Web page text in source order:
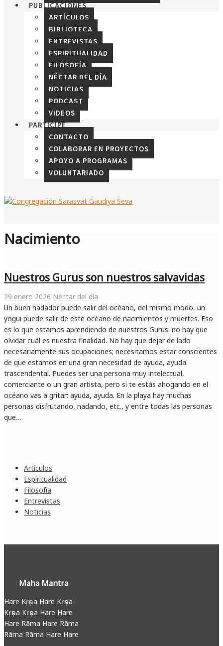
PUBLICACIONES
ARTÍCULOS
BIBLIOTECA
ENTREVISTAS
ESPIRITUALIDAD
FILOSOFÍA
NÉCTAR DEL DÍA
NOTICIAS
PODCAST
VIDEOS
PARTICIPE
CONTACTO
COLABORAR EN PROYECTOS
APOYO A PROGRAMAS
VOLUNTARIADO
Nacimiento
Nuestros Gurus son nuestros salvavidas
29 enero 2026 Néctar del día
Un buen nadador puede salir del océano, del mismo modo, un
yogui puede salir de este océano de nacimientos y muertes. Eso
es lo que estamos aprendiendo de nuestros Gurus: no hay que
olvidar cuál es nuestra finalidad. No hay que dejar de lado
necesariamente sus ocupaciones; necesitamos estar conscientes
de que estamos en una gran necesidad de ayuda, ayuda
trascendental. Puedes ser una persona muy intelectual,
comerciante o un gran artista, pero si te estás ahogando en el
océano vas a gritar: ayuda, ayuda. En la playa hay muchas
personas disfrutando, nadando, etc., y entre todas las personas
que…
Artículos
Espiritualidad
Filosofía
Entrevistas
Noticias
Maha Mantra
Hare Kṛṣṇa Hare Kṛṣṇa
Kṛṣṇa Kṛṣṇa Hare Hare
Hare Rāma Hare Rāma
Rāma Rāma Hare Hare